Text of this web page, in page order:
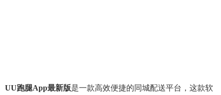
UU跑腿app最新版是一款高效便捷的同城配送平台，这款软